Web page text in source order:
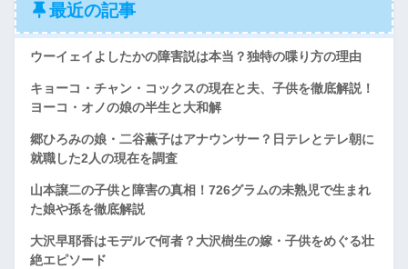
最近の記事
ウーイェイよしたかの障害説は本当？独特の喋り方の理由
キョーコ・チャン・コックスの現在と夫、子供を徹底解説！
ヨーコ・オノの娘の半生と大和解
郷ひろみの娘・二谷薫子はアナウンサー？日テレとテレ朝に
就職した2人の現在を調査
山本譲二の子供と障害の真相！726グラムの未熟児で生まれ
た娘や孫を徹底解説
大沢早耶香はモデルで何者？大沢樹生の嫁・子供をめぐる壮
絶エピソード